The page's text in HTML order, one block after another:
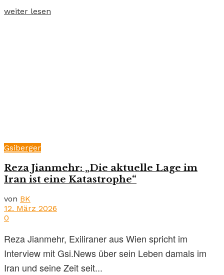
weiter lesen
Gsiberger
Reza Jianmehr: „Die aktuelle Lage im
Iran ist eine Katastrophe“
von BK
12. März 2026
0
Reza Jianmehr, Exiliraner aus Wien spricht im
Interview mit Gsi.News über sein Leben damals im
Iran und seine Zeit seit...